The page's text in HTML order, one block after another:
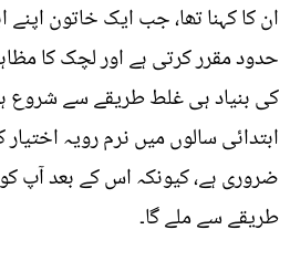
ان کا کہنا تھا، جب ایک خاتون
حدود مقرر کرتی ہے اور لچک کا
کی بنیاد ہی غلط طریقے سے شروع
ابتدائی سالوں میں نرم رویہ
ضروری ہے، کیونکہ اس کے بعد آپ
طریقے سے ملے گا۔